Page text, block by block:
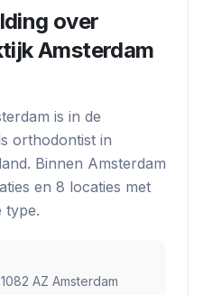
over
Amsterdam
is in de
orthodontist in
. Binnen Amsterdam
s en 8 locaties met
type.
AZ Amsterdam